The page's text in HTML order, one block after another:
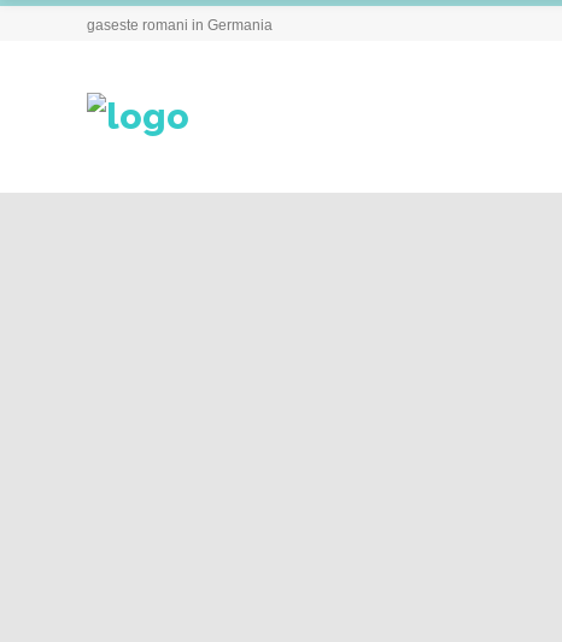
gaseste romani in Germania